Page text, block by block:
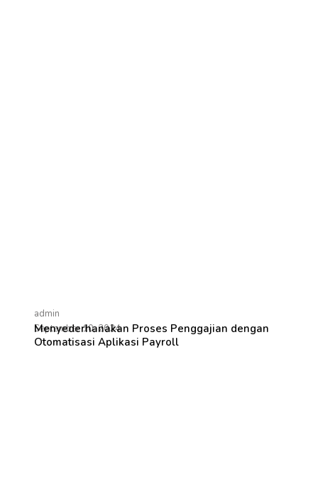
admin
September 10, 2024
Menyederhanakan Proses Penggajian dengan
Otomatisasi Aplikasi Payroll